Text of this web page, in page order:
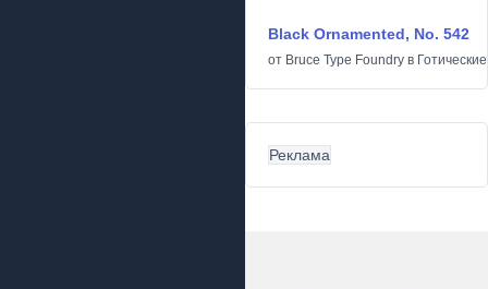
Black Ornamented, No. 542
от Bruce Type Foundry в Готические
Реклама